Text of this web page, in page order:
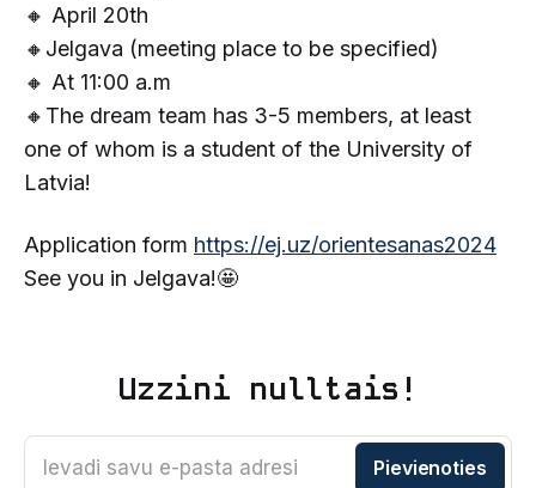
🔸 April 20th
🔸Jelgava (meeting place to be specified)
🔸 At 11:00 a.m
🔸The dream team has 3-5 members, at least
one of whom is a student of the University of
Latvia!
Application form https://ej.uz/orientesanas2024
See you in Jelgava!🤩
Uzzini nulltais!
Ievadi savu e-pasta adresi Pievienoties